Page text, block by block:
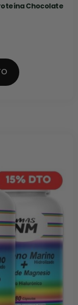
Chocolate